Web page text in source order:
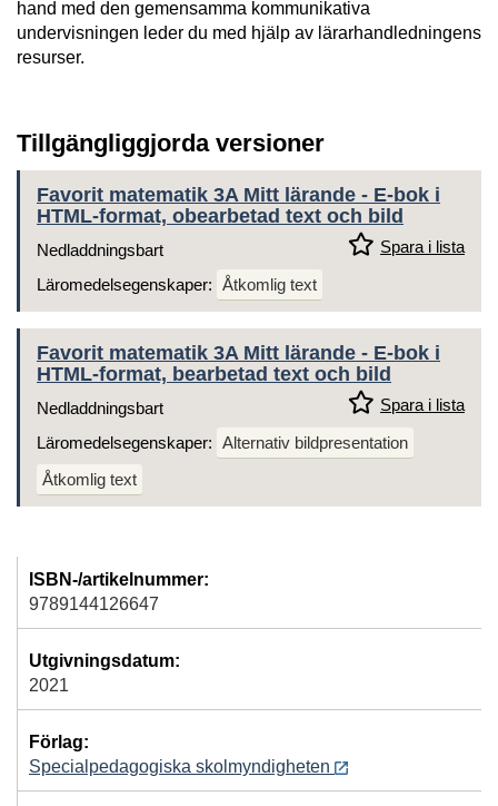
hand med den gemensamma kommunikativa
undervisningen leder du med hjälp av lärarhandledningens
resurser.
Tillgängliggjorda versioner
Favorit matematik 3A Mitt lärande - E-bok i
HTML-format, obearbetad text och bild
Spara i lista
Nedladdningsbart
Läromedelsegenskaper: Åtkomlig text
Favorit matematik 3A Mitt lärande - E-bok i
HTML-format, bearbetad text och bild
Spara i lista
Nedladdningsbart
Läromedelsegenskaper: Alternativ bildpresentation
Åtkomlig text
ISBN-/artikelnummer:
9789144126647
Utgivningsdatum:
2021
Förlag:
Specialpedagogiska skolmyndigheten